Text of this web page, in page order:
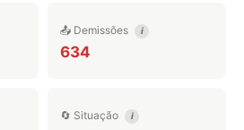
📤 Demissões i
634
🔄 Situação i